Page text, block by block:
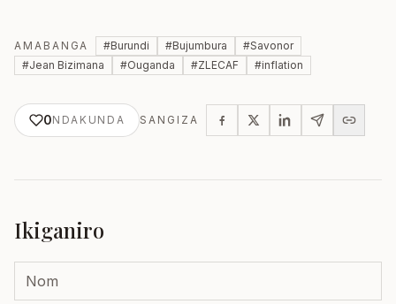
AMABANGA #Burundi #Bujumbura #Savonor
#Jean Bizimana #Ouganda #ZLECAF #inflation
0NDAKUNDA SANGIZA
Ikiganiro